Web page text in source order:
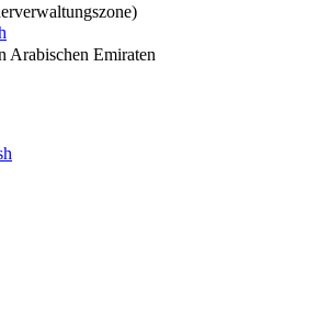
Arabischen Emiraten